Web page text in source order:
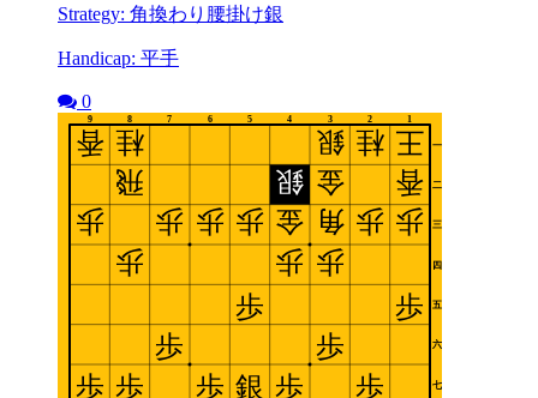
Strategy: 角換わり腰掛け銀
Handicap: 平手
0